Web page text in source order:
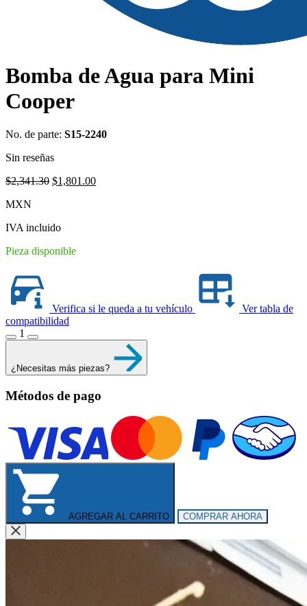
Bomba de Agua para Mini
Cooper
No. de parte: S15-2240
Sin reseñas
$2,341.30 Original
$1,801.00Current
MXN
IVA incluido
Pieza disponible
Verifica si le queda a tu vehículo
Ver tabla de
compatibilidad
1
¿Necesitas más piezas?
Métodos de pago
AGREGAR AL CARRITO COMPRAR AHORA